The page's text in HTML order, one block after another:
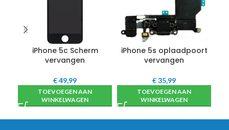
iPhone 5c Scherm
vervangen
€49,99
TOEVOEGEN AAN
WINKELWAGEN
iPhone 5s oplaadpoort
vervangen
€35,99
TOEVOEGEN AAN
WINKELWAGEN